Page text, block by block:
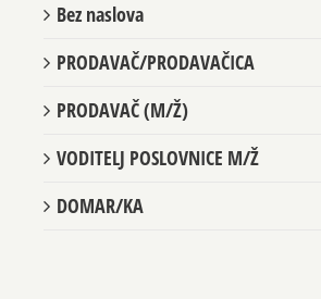
Bez naslova
PRODAVAČ/PRODAVAČICA
PRODAVAČ (M/Ž)
VODITELJ POSLOVNICE M/Ž
DOMAR/KA